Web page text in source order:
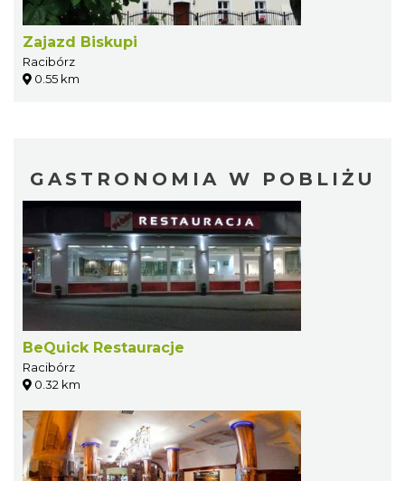
Zajazd Biskupi
Racibórz
0.55 km
GASTRONOMIA W POBLIŻU
BeQuick Restauracje
Racibórz
0.32 km